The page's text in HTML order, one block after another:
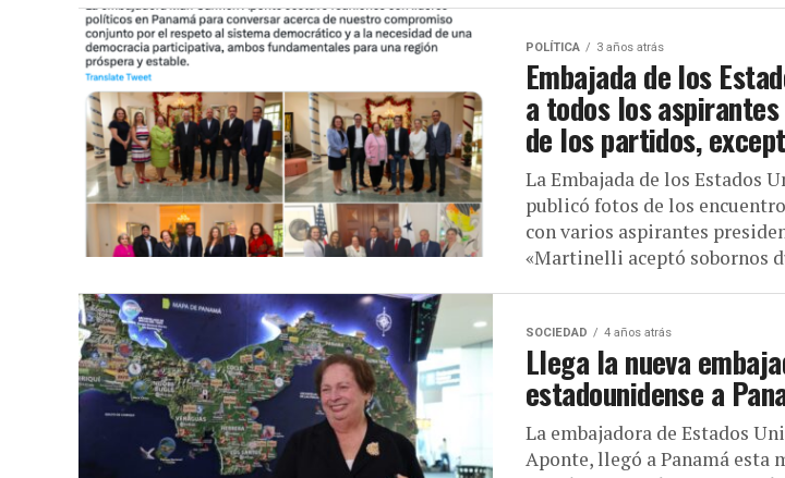
POLÍTICA 3 años atrás
Embajada de los
a todos los
de los partidos,
La Embajada de los Estados
publicó fotos de los
con varios aspirantes
«Martinelli aceptó sobornos
SOCIEDAD 4 años atrás
Llega la nueva
estadounidense a
La embajadora de Estados
Aponte, llegó a Panamá esta